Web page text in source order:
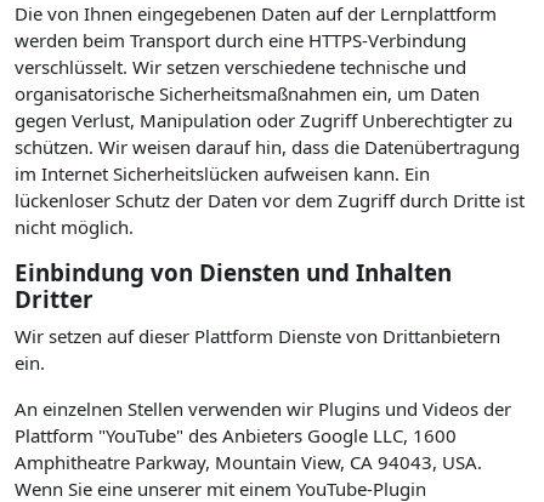
Die von Ihnen eingegebenen Daten auf der Lernplattform
werden beim Transport durch eine HTTPS-Verbindung
verschlüsselt. Wir setzen verschiedene technische und
organisatorische Sicherheitsmaßnahmen ein, um Daten
gegen Verlust, Manipulation oder Zugriff Unberechtigter zu
schützen. Wir weisen darauf hin, dass die Datenübertragung
im Internet Sicherheitslücken aufweisen kann. Ein
lückenloser Schutz der Daten vor dem Zugriff durch Dritte ist
nicht möglich.
Einbindung von Diensten und Inhalten
Dritter
Wir setzen auf dieser Plattform Dienste von Drittanbietern
ein.
An einzelnen Stellen verwenden wir Plugins und Videos der
Plattform "YouTube" des Anbieters Google LLC, 1600
Amphitheatre Parkway, Mountain View, CA 94043, USA.
Wenn Sie eine unserer mit einem YouTube-Plugin